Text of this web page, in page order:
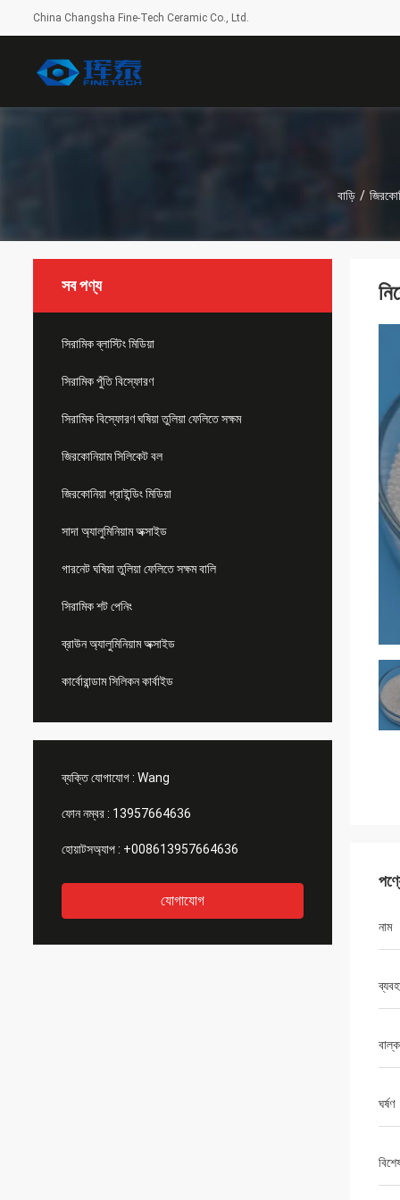
China Changsha Fine-Tech Ceramic Co., Ltd.
বাড়ি /
সব পণ্য
সিরামিক ব্লাস্টিং মিডিয়া
সিরামিক পুঁতি বিস্ফোরণ
সিরামিক বিস্ফোরণ ঘষিয়া তুলিয়া ফেলিতে সক্ষম
জিরকোনিয়াম সিলিকেট বল
জিরকোনিয়া গ্রাইন্ডিং মিডিয়া
সাদা অ্যালুমিনিয়াম অক্সাইড
গারনেট ঘষিয়া তুলিয়া ফেলিতে সক্ষম বালি
সিরামিক শট পেনিং
ব্রাউন অ্যালুমিনিয়াম অক্সাইড
কার্বোরান্ডাম সিলিকন কার্বাইড
ব্যক্তি যোগাযোগ : Wang
ফোন নম্বর : 13957664636
হোয়াটসঅ্যাপ : +008613957664636
যোগাযোগ
নাম
ঘর্ষণ